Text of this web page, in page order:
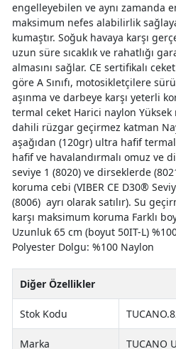
engelleyebilen ve aynı zamanda
maksimum nefes alabilirlik
kumaştır. Soğuk havaya karşı
uzun süre sıcaklık ve rahatlığı
almasını sağlar. CE sertifikalı
göre A Sınıfı, motosikletçilere
aşınma ve darbeye karşı yeterli
termal ceket Harici naylon
dahili rüzgar geçirmez katman
aşağıdan (120gr) ultra hafif termal
hafif ve havalandırmalı omuz ve
seviye 1 (8020) ve dirseklerde
koruma cebi (VIBER CE D30®
(8006) ayrı olarak satılır). Su
karşı maksimum koruma Farklı
Uzunluk 65 cm (boyut 50IT-L)
Polyester Dolgu: %100 Naylon
Diğer Özellikler
Stok Kodu
Marka TUCANO